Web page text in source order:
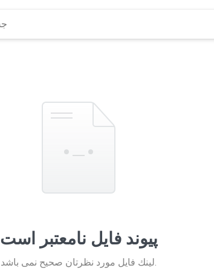
پیوند فایل نامعتبر است
لينك فايل مورد نظرتان صحيح نمی باشد.